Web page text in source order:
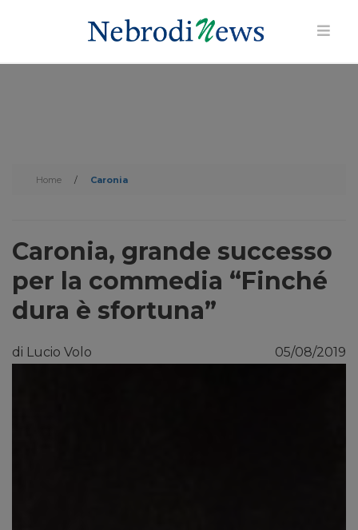
Home / Caronia
Caronia, grande successo
per la commedia “Finché
dura è sfortuna”
di Lucio Volo 05/08/2019